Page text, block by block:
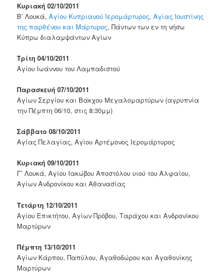
Κυριακή 02/10/2011
Β’ Λουκά,Αγίου Κυπριανού Ιερομάρτυρος, Αγίας Ιουστίνης
της παρθένου και Μάρτυρος, Πάντων των εν τη νήσω
Κύπρω διαλαμψάντων Αγίων
Τρίτη 04/10/2011
Αγίου Ιωάννου του Λαμπαδιστού
Παρασκευή 07/10/2011
Αγίων Σεργίου και Βάκχου Μεγαλομαρτύρων (αγρυπνία
την Πέμπτη 06/10, στις 8:30μμ)
Σάββατο 08/10/2011
Αγίας Πελαγίας, Αγίου Αρτέμονος Ιερομάρτυρος
Κυριακή 09/10/2011
Γ’ Λουκά, Αγίου Ιακώβου Αποστόλου υιού του Αλφαίου,
Αγίων Ανδρονίκου και Αθανασίας
Τετάρτη 12/10/2011
Αγίου Επικτήτου, Αγίων Πρόβου, Ταράχου και Ανδρονίκου
Μαρτύρων
Πέμπτη 13/10/2011
Αγίων Κάρπου, Παπύλου, Αγαθοδώρου και Αγαθονίκης
Μαρτύρων